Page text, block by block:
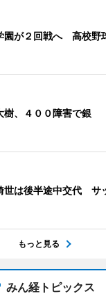
園が２回戦へ 高校野
樹、４００障害で銀
世は後半途中交代 サ
もっと見る
みん経トピックス